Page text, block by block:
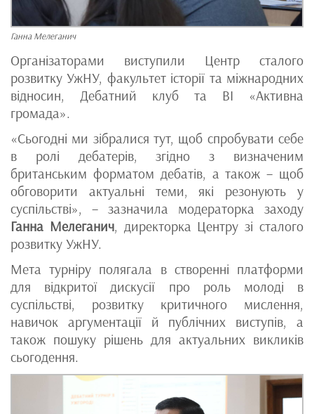
Ганна Мелеганич
Організаторами виступили Центр сталого
розвитку УжНУ, факультет історії та міжнародних
відносин, Дебатний клуб та ВІ «Активна
громада».
«Сьогодні ми зібралися тут, щоб спробувати себе
в ролі дебатерів, згідно з визначеним
британським форматом дебатів, а також – щоб
обговорити актуальні теми, які резонують у
суспільстві», – зазначила модераторка заходу
Ганна Мелеганич, директорка Центру зі сталого
розвитку УжНУ.
Мета турніру полягала в створенні платформи
для відкритої дискусії про роль молоді в
суспільстві, розвитку критичного мислення,
навичок аргументації й публічних виступів, а
також пошуку рішень для актуальних викликів
сьогодення.